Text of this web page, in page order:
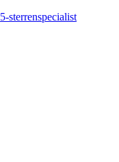
5-sterrenspecialist